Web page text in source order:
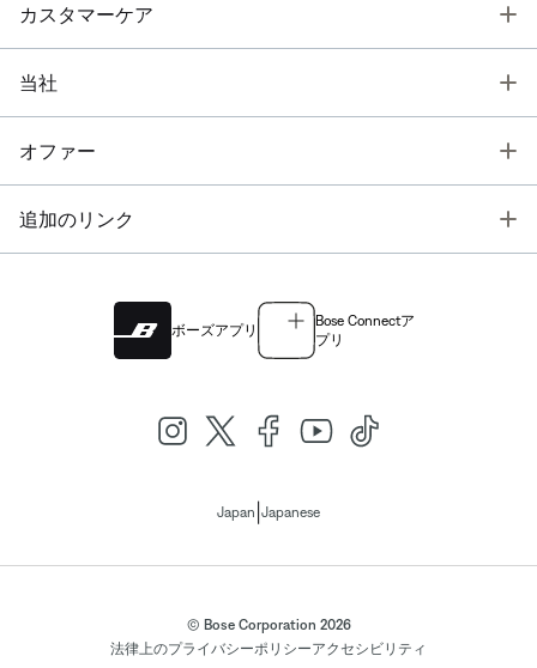
カスタマーケア
当社
オファー
追加のリンク
ボーズアプリ
Bose Connectア
プリ
Japan Japanese
© Bose Corporation 2026
法律上のプライバシーポリシーアクセシビリティ